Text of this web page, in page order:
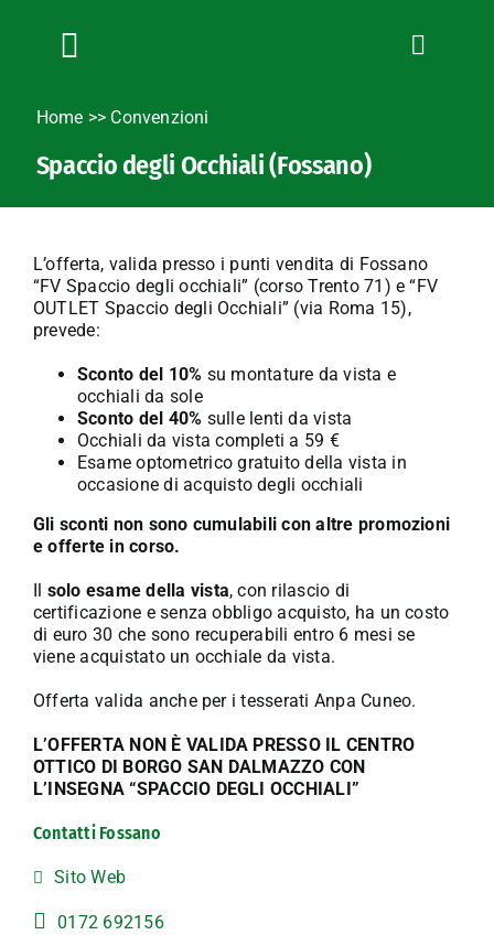
Toggle
Navigation
Chi siamo
News
Formazione
Convenzioni
L’Agricoltore cuneese
Fotogallery
Lavora con noi
Contatti
Home >> Convenzioni
Spaccio degli Occhiali (Fossano)
L’offerta, valida presso i punti vendita di Fossano
“FV Spaccio degli occhiali” (corso Trento 71) e “FV
OUTLET Spaccio degli Occhiali” (via Roma 15),
prevede:
Sconto del 10% su montature da vista e
occhiali da sole
Sconto del 40% sulle lenti da vista
Occhiali da vista completi a 59 €
Esame optometrico gratuito della vista in
occasione di acquisto degli occhiali
Gli sconti non sono cumulabili con altre promozioni
e offerte in corso.
solo esame della vista, con rilascio di
certificazione e senza obbligo acquisto, ha un costo
di euro 30 che sono recuperabili entro 6 mesi se
viene acquistato un occhiale da vista.
Offerta valida anche per i tesserati Anpa Cuneo.
L’OFFERTA NON È VALIDA PRESSO IL CENTRO
OTTICO DI BORGO SAN DALMAZZO CON
L’INSEGNA “SPACCIO DEGLI OCCHIALI”
Contatti Fossano
Sito Web
0172 692156